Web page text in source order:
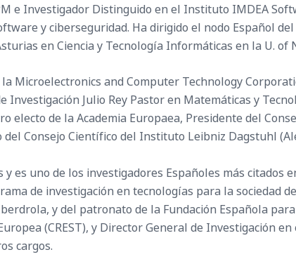
e Investigador Distinguido en el Instituto IMDEA
y ciberseguridad. Ha dirigido el nodo Español
en Ciencia y Tecnología Informáticas en la U. of
Microelectronics and Computer Technology
Julio Rey Pastor en Matemáticas y
electo de la Academia Europaea, Presidente del
Consejo Científico del Instituto Leibniz Dagstuhl
es uno de los investigadores Españoles más
de investigación en tecnologías para la sociedad
y del patronato de la Fundación Española
(CREST), y Director General de Investigación
cargos.